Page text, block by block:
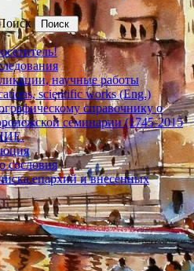
научные работы
scientific works (Eng.)
справочнику о
семинарии (1745-2015
сословия
епархий и внесенных